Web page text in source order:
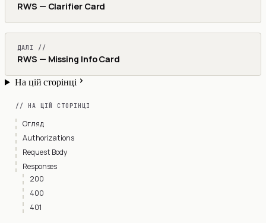
RWS — Clarifier Card
ДАЛІ //
RWS — Missing Info Card
На цій сторінці
// НА ЦІЙ СТОРІНЦІ
Огляд
Authorizations
Request Body
Responses
200
400
401